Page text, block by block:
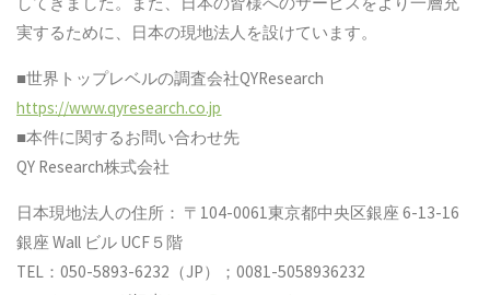
実するために、日本の現地法人を設けています。
■世界トップレベルの調査会社QYResearch
https://www.qyresearch.co.jp
■本件に関するお問い合わせ先
QY Research株式会社
日本現地法人の住所： 〒104-0061東京都中央区銀座 6-13-16
銀座 Wall ビル UCF５階
TEL：050-5893-6232（JP）；0081-5058936232